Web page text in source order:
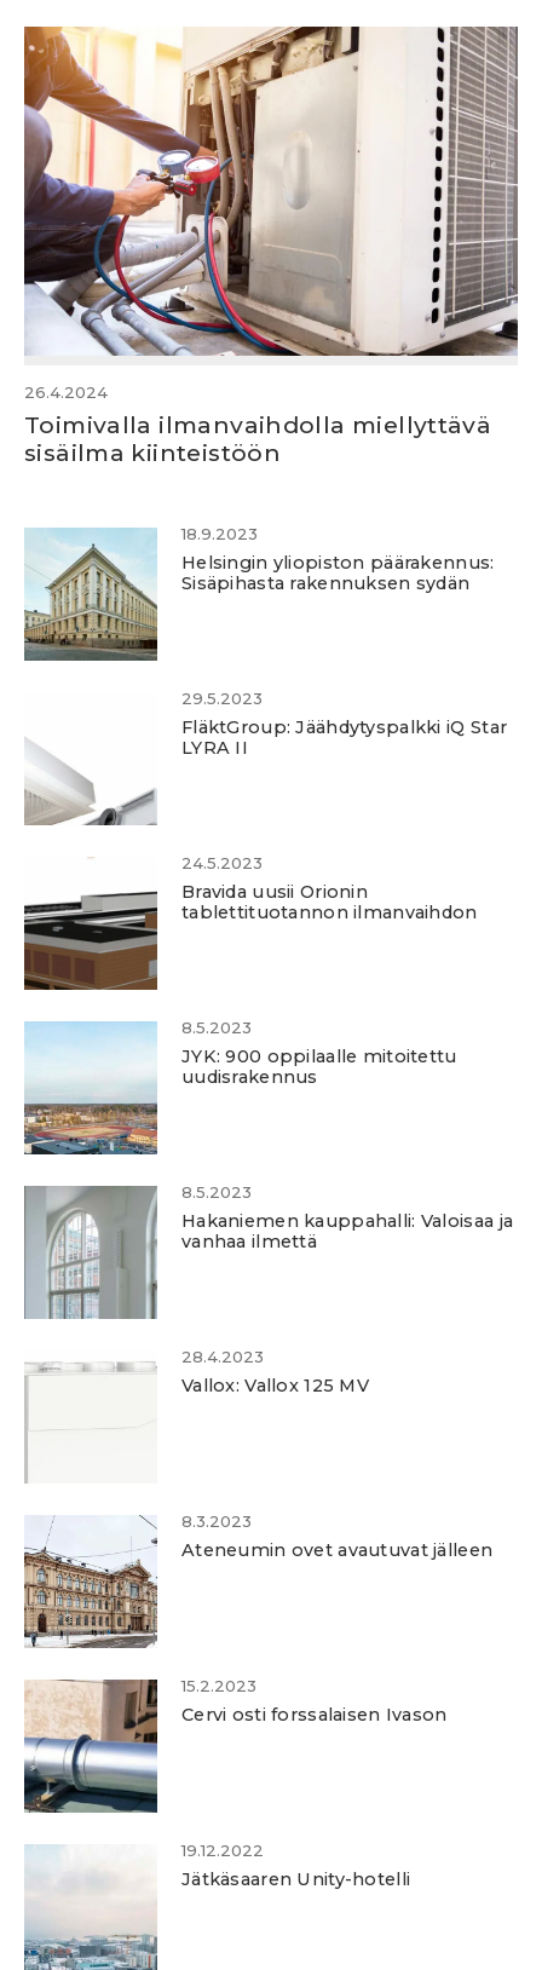
26.4.2024
Toimivalla ilmanvaihdolla miellyttävä
sisäilma kiinteistöön
18.9.2023
Helsingin yliopiston päärakennus:
Sisäpihasta rakennuksen sydän
29.5.2023
FläktGroup: Jäähdytyspalkki iQ Star
LYRA II
24.5.2023
Bravida uusii Orionin
tablettituotannon ilmanvaihdon
8.5.2023
JYK: 900 oppilaalle mitoitettu
uudisrakennus
8.5.2023
Hakaniemen kauppahalli: Valoisaa ja
vanhaa ilmettä
28.4.2023
Vallox: Vallox 125 MV
8.3.2023
Ateneumin ovet avautuvat jälleen
15.2.2023
Cervi osti forssalaisen Ivason
19.12.2022
Jätkäsaaren Unity-hotelli